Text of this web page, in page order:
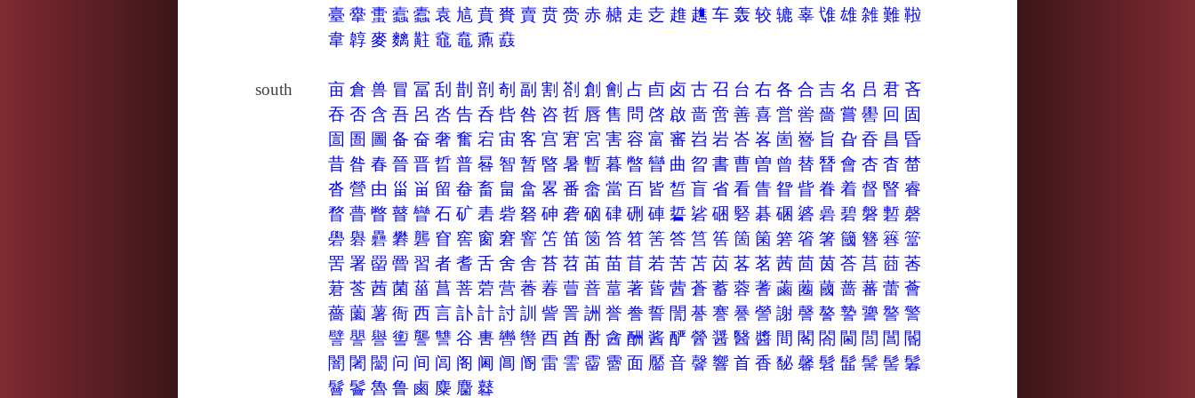
臺舝蟗蠧蠹袁 訄賁賚 賣贲赍赤赯 走赱 趡 趭车轰较辘辜隿雄雑難鞡
韋韕麥麶黈鼀鼁鼒鼖
south 亩倉兽 冒冨刮剒剖剞副割剳創劊 占 卣 卤古召 台右各合吉名 吕君 吝
吞否含吾 呂呇告 呑呰咎 咨哲 唇售 問啓 啟啬啻善喜営喾嗇嘗嚳 回 固
圁 圄 圖备奋奢奮宕宙客宫宭宮害容富審岧岩峇峉 崮嶜 旨 旮昋 昌 昏
昔昝春晉晋晢普晷 智暂暋暑暫暮暼曫 曲曶書曹曽 曾 替朁會杏杳榃
沓營 由 甾 畄 留畚畜 畠畣畧番畲當百 皆皙盲省看眚眢眥眷着督睯睿
瞀瞢瞥瞽矕石矿 砉砦砮砷 砻硇硉硎硨 硩硰硱 硻碁碅碆 碞 碧磐磛 磬
礐 礜礨礬 礱 窅 窖 窗 窘窨笘笛笝笞笤筈答筥筶箇箘箬箵箸簂簪簭簹
罟署 罶罾 習者耆舌舍舎苔苕苖苗苜 若苦苫苬茖茗茜茴茵荅莒莔莕
莙莟莤菌菑菖菩菪营萫萶萺萻葍著蒈蒏蒼蓄蓉蓍蓾蔨蔮蔷蕃蕾薈
薔薗薯衙西言訃計討訓訾詈詶誉誊誓 誾諅謇謈謍謝 謦謷謺謽譥警
譬譻譽讆讋讐谷軎轡辔酉酋 酎酓酬酱酽醟醤醫醬 間 閣 閤 閫 閭 閶 閽
闇 闍 闣 问 间 闾 阁 阃 阊 阍雷霅 霤 霫面 靨音韾響首香馝 馨髫髷髺髻鬊
鬙鬠魯鲁 鹵 麋 麕 鼛